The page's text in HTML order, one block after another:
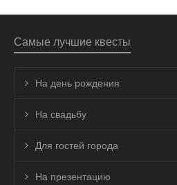
Самые лучшие квесты
На день рождения
На свадьбу
Для гостей города
На презентацию